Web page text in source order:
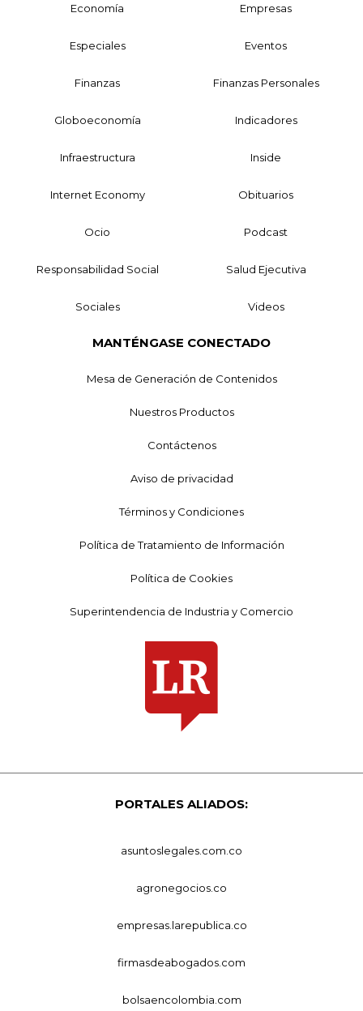
Economía Empresas
Especiales Eventos
Finanzas Finanzas Personales
Globoeconomía Indicadores
Infraestructura Inside
Internet Economy Obituarios
Ocio Podcast
Responsabilidad Social Salud Ejecutiva
Sociales Videos
MANTÉNGASE CONECTADO
Mesa de Generación de Contenidos
Nuestros Productos
Contáctenos
Aviso de privacidad
Términos y Condiciones
Política de Tratamiento de Información
Política de Cookies
Superintendencia de Industria y Comercio
PORTALES ALIADOS:
asuntoslegales.com.co
agronegocios.co
empresas.larepublica.co
firmasdeabogados.com
bolsaencolombia.com